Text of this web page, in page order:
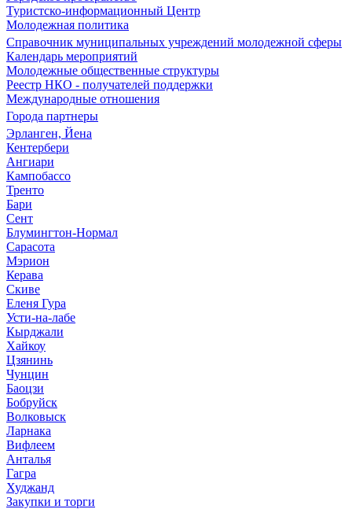
Туристско-информационный Центр
Молодежная политика
Справочник муниципальных учреждений молодежной сферы
Календарь мероприятий
Молодежные общественные структуры
Реестр НКО - получателей поддержки
Международные отношения
Города партнеры
Эрланген, Йена
Кентербери
Ангиари
Кампобассо
Тренто
Бари
Сент
Блумингтон-Нормал
Сарасота
Мэрион
Керава
Скиве
Еленя Гура
Усти-на-лабе
Кырджали
Хайкоу
Цзянинь
Чунцин
Баоцзи
Бобруйск
Волковыск
Ларнака
Вифлеем
Анталья
Гагра
Худжанд
Закупки и торги